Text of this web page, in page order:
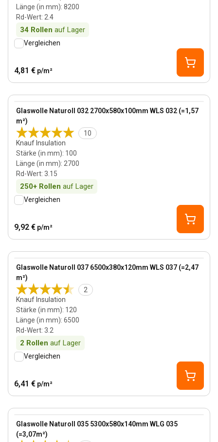
Länge (in mm): 8200
Rd-Wert: 2.4
34 Rollen auf Lager
Vergleichen
4,81 € p/m²
Glaswolle Naturoll 032 2700x580x100mm WLS 032 (=1,57
m²)
10
Knauf Insulation
Stärke (in mm): 100
Länge (in mm): 2700
Rd-Wert: 3.15
250+ Rollen auf Lager
View product
Vergleichen
9,92 € p/m²
Glaswolle Naturoll 037 6500x380x120mm WLS 037 (=2,47
m²)
2
Knauf Insulation
Stärke (in mm): 120
Länge (in mm): 6500
Rd-Wert: 3.2
2 Rollen auf Lager
View product
Vergleichen
6,41 € p/m²
Bestseller
Glaswolle Naturoll 035 5300x580x140mm WLG 035
(=3,07m²)
View product